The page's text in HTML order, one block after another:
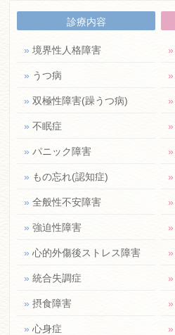
診療内容
» 境界性人格障害
» うつ病
» 双極性障害(躁うつ病)
» 不眠症
» パニック障害
» もの忘れ(認知症)
» 全般性不安障害
» 強迫性障害
» 心的外傷後ストレス障害
» 統合失調症
» 摂食障害
» 心身症
»
»
»
»
»
»
»
»
»
»
»
»